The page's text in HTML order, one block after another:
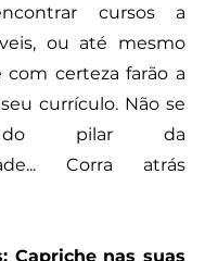
cursos a
com certeza farão a
currículo. Não se
do pilar da
Corra atrás
Capriche nas suas